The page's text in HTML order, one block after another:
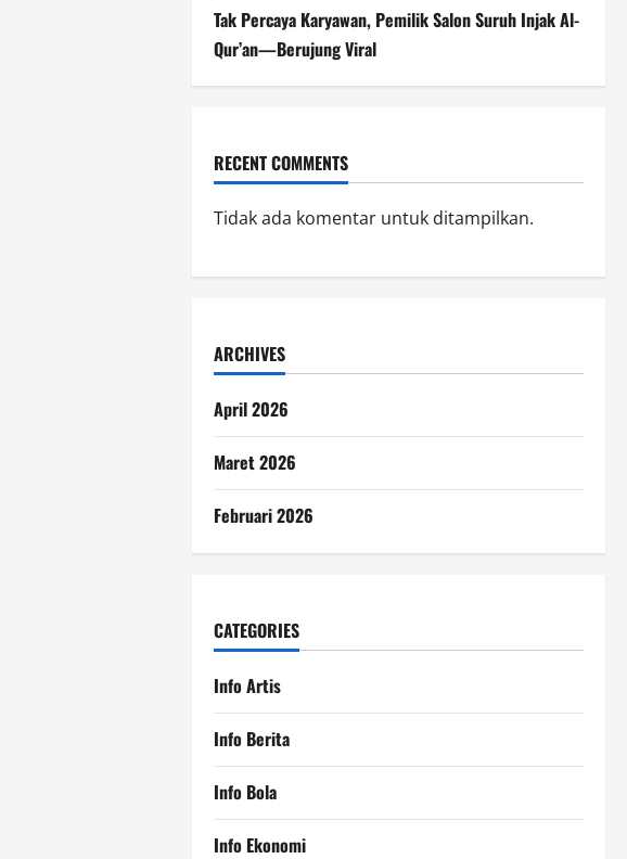
Tak Percaya Karyawan, Pemilik Salon Suruh Injak Al-
Qur’an—Berujung Viral
RECENT COMMENTS
Tidak ada komentar untuk ditampilkan.
ARCHIVES
April 2026
Maret 2026
Februari 2026
CATEGORIES
Info Artis
Info Berita
Info Bola
Info Ekonomi